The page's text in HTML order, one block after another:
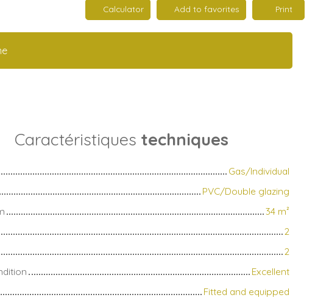
Calculator Add to favorites Print
Caractéristiques techniques
Gas/Individual
PVC/Double glazing
34 m²
2
2
Excellent
Fitted and equipped